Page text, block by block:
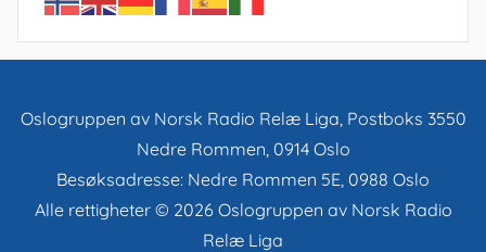
Oslogruppen av Norsk Radio Relæ Liga, Postboks 3550
Nedre Rommen, 0914 Oslo
Besøksadresse: Nedre Rommen 5E, 0988 Oslo
Alle rettigheter © 2026 Oslogruppen av Norsk Radio
Relæ Liga